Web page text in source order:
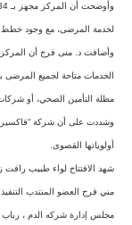
لخدمة المرضى، مع وجود خطط
وأضافت د. منى فرج أن
الخدمات متاحة لجميع المرضى
مظلة التأمين الصحي، أو
وشددت على أن شركة
أولوياتها القصوى.
شهد الافتتاح لواء طبيب
مني فرج العضو المنتدب
مجلس إدارة شركه الدم ،